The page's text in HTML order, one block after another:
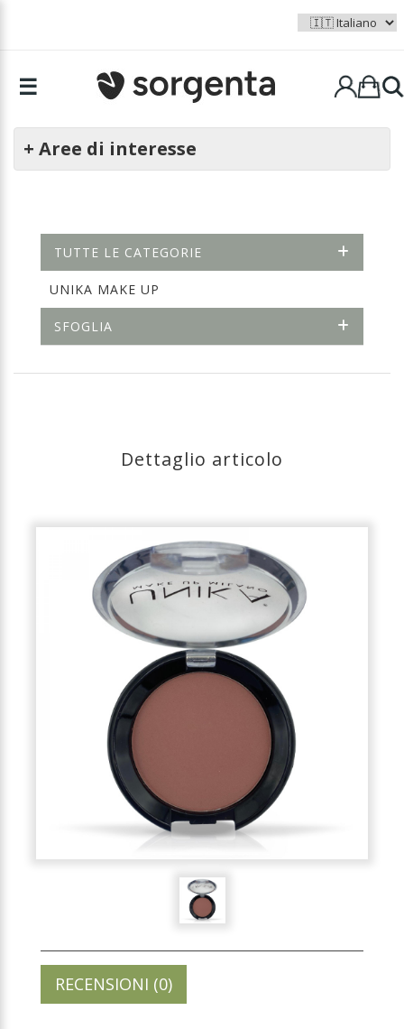
☰
+ Aree di interesse
TUTTE LE CATEGORIE
UNIKA MAKE UP
SFOGLIA
Dettaglio articolo
RECENSIONI (0)